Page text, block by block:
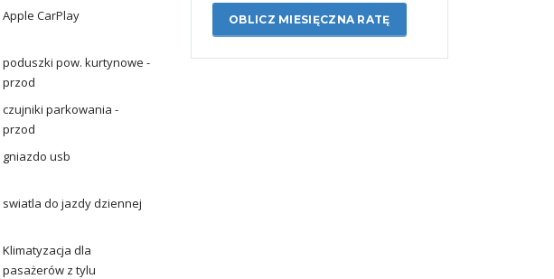
Apple CarPlay
poduszki pow. kurtynowe -
przod
czujniki parkowania -
przod
gniazdo usb
swiatla do jazdy dziennej
Klimatyzacja dla
pasażerów z tylu
OBLICZ MIESIĘCZNA RATĘ